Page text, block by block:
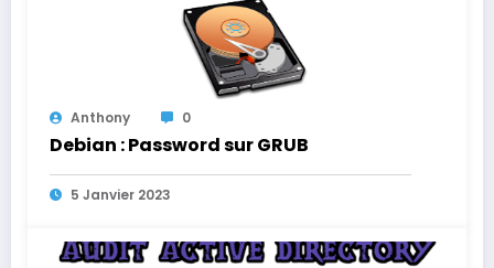
Anthony 0
Debian : Password sur GRUB
5 Janvier 2023